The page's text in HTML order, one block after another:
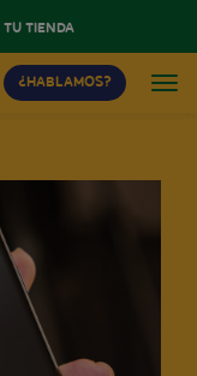
TIENDA
¿HABLAMOS?